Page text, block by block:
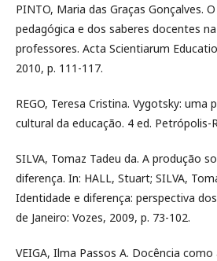
PINTO, Maria das Graças Gonçalves.
pedagógica e dos saberes docentes
professores. Acta Scientiarum
2010, p. 111-117.
REGO, Teresa Cristina. Vygotsky: uma
cultural da educação. 4 ed. Petrópolis-
SILVA, Tomaz Tadeu da. A produção
diferença. In: HALL, Stuart; SILVA,
Identidade e diferença: perspectiva
de Janeiro: Vozes, 2009, p. 73-102.
VEIGA, Ilma Passos A. Docência